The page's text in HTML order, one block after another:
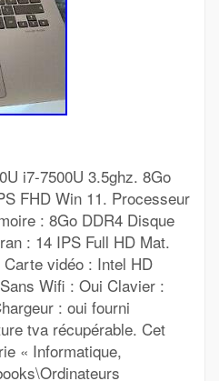
i7-7500U 3.5ghz. 8Go
FHD Win 11. Processeur
: 8Go DDR4 Disque
: 14 IPS Full HD Mat.
vidéo : Intel HD
Wifi : Oui Clavier :
: oui fourni
tva récupérable. Cet
« Informatique,